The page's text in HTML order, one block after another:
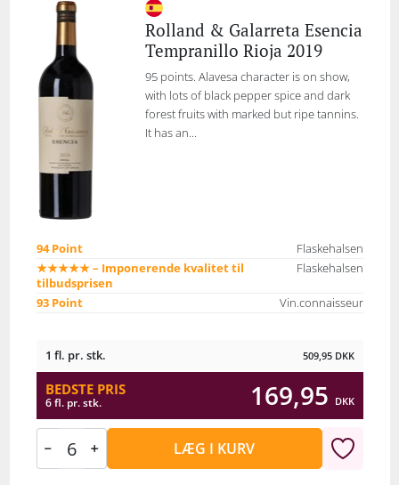
Rolland & Galarreta Esencia
Tempranillo Rioja 2019
95 points. Alavesa character is on show,
with lots of black pepper spice and dark
forest fruits with marked but ripe tannins.
It has an...
94 Point
Flaskehalsen
★★★★★ – Imponerende kvalitet til
tilbudsprisen
Flaskehalsen
93 Point Vin.connaisseur
1 fl. pr. stk. 509,95 DKK
BEDSTE PRIS
6 fl. pr. stk. 169,95 DKK
LÆG I KURV